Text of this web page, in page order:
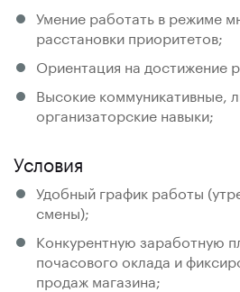
Умение работать в режиме
расстановки приоритетов;
Ориентация на достижение
Высокие коммуникативные,
организаторские навыки;
Условия
Удобный график работы
смены);
Конкурентную заработную
почасового оклада и
продаж магазина;